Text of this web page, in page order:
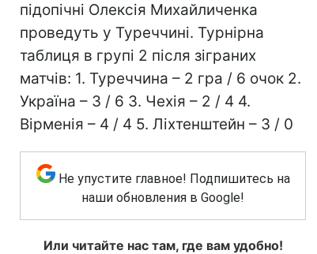
підопічні Олексія Михайличенка
проведуть у Туреччині. Турнірна
таблиця в групі 2 після зіграних
матчів: 1. Туреччина – 2 гра / 6 очок 2.
Україна – 3 / 6 3. Чехія – 2 / 4 4.
Вірменія – 4 / 4 5. Ліхтенштейн – 3 / 0
Не упустите главное! Подпишитесь на
наши обновления в Google!
Или читайте нас там, где вам удобно!